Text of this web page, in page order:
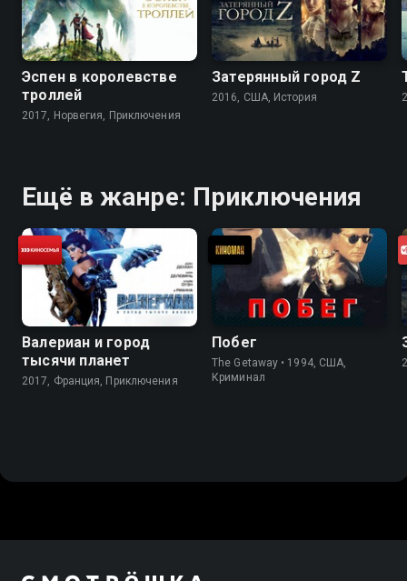
Темновичок - Держи равновесие -
Каменный болван - Между нами
девочками - А как же торт? -
Зелёный отряд - Позовите Кешу
Эспен в королевстве
троллей
2017, Норвегия, Приключения
Затерянный город Z
2016, США, История
Ещё в жанре: Приключения
Валериан и город
тысячи планет
2017, Франция, Приключения
Побег
The Getaway • 1994, США,
Криминал